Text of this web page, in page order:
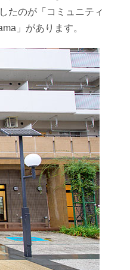
たのが「コミュニティ
」があります。